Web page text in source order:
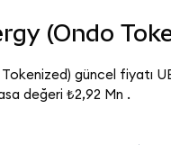
(Ondo
güncel fiyatı
değeri ₺2,92 Mn .